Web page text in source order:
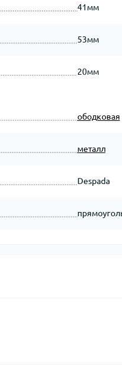
41мм
53мм
20мм
ободковая
металл
Despada